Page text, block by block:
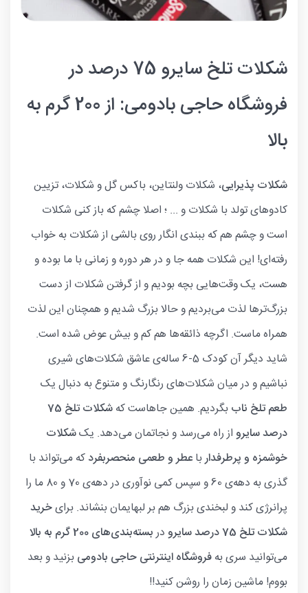
شکلات تلخ سایرو 75 درصد در
فروشگاه حاجی بادومی: از 200 گرم به
بالا
شکلات پذیرایی، شکلات ولنتاین، باکس گل و شکلات، تزیین
کادوهای تولد با شکلات و ... ؛ اصلا چشم که باز کنی شکلات
است و چشم هم که ببندی انگار روی بالشی از شکلات به خواب
رفته‌ای! این شکلات همه جا و در هر دوره و زمانی با ما بوده و
هست، یک وقت‌هایی بچه بودیم و از گرفتن شکلات از دست
بزرگ‌ترها لذت می‌بردیم و حالا بزرگ شدیم و همچنان این لذت
همراه ماست. اگرچه ذائقه‌ها هم کم و بیش عوض شده است.
شاید دیگر آن کودک 5-6 ساله‌ی عاشق شکلات‌های شیری
نباشیم و در میان شکلات‌های رنگارنگ و متنوع به دنبال یک
طعم تلخ ناببگردیم. همین جاهاست که
شکلات تلخ 75
درصد سایرواز راه می‌رسد و نجاتمان می‌دهد. یکشکلات
خوشمزه و پرطرفدارباعطر و طعمی منحصربفردکه می‌تواند با
گذری به دهه‌ی 60 و سپس کمی نوآوری در دهه‌ی 70 و 80 ما را
پرانرژی کند و لبخندی بزرگ هم بر لبهایمان بنشاند. برایخرید
شکلات تلخ 75 درصد سایرو
دربسته‌بندی‌های 200 گرم به بالا
می‌توانید سری بهفروشگاه اینترنتی حاجی بادومیبزنید و بعد
بووم! ماشین زمان را روشن کنید!!